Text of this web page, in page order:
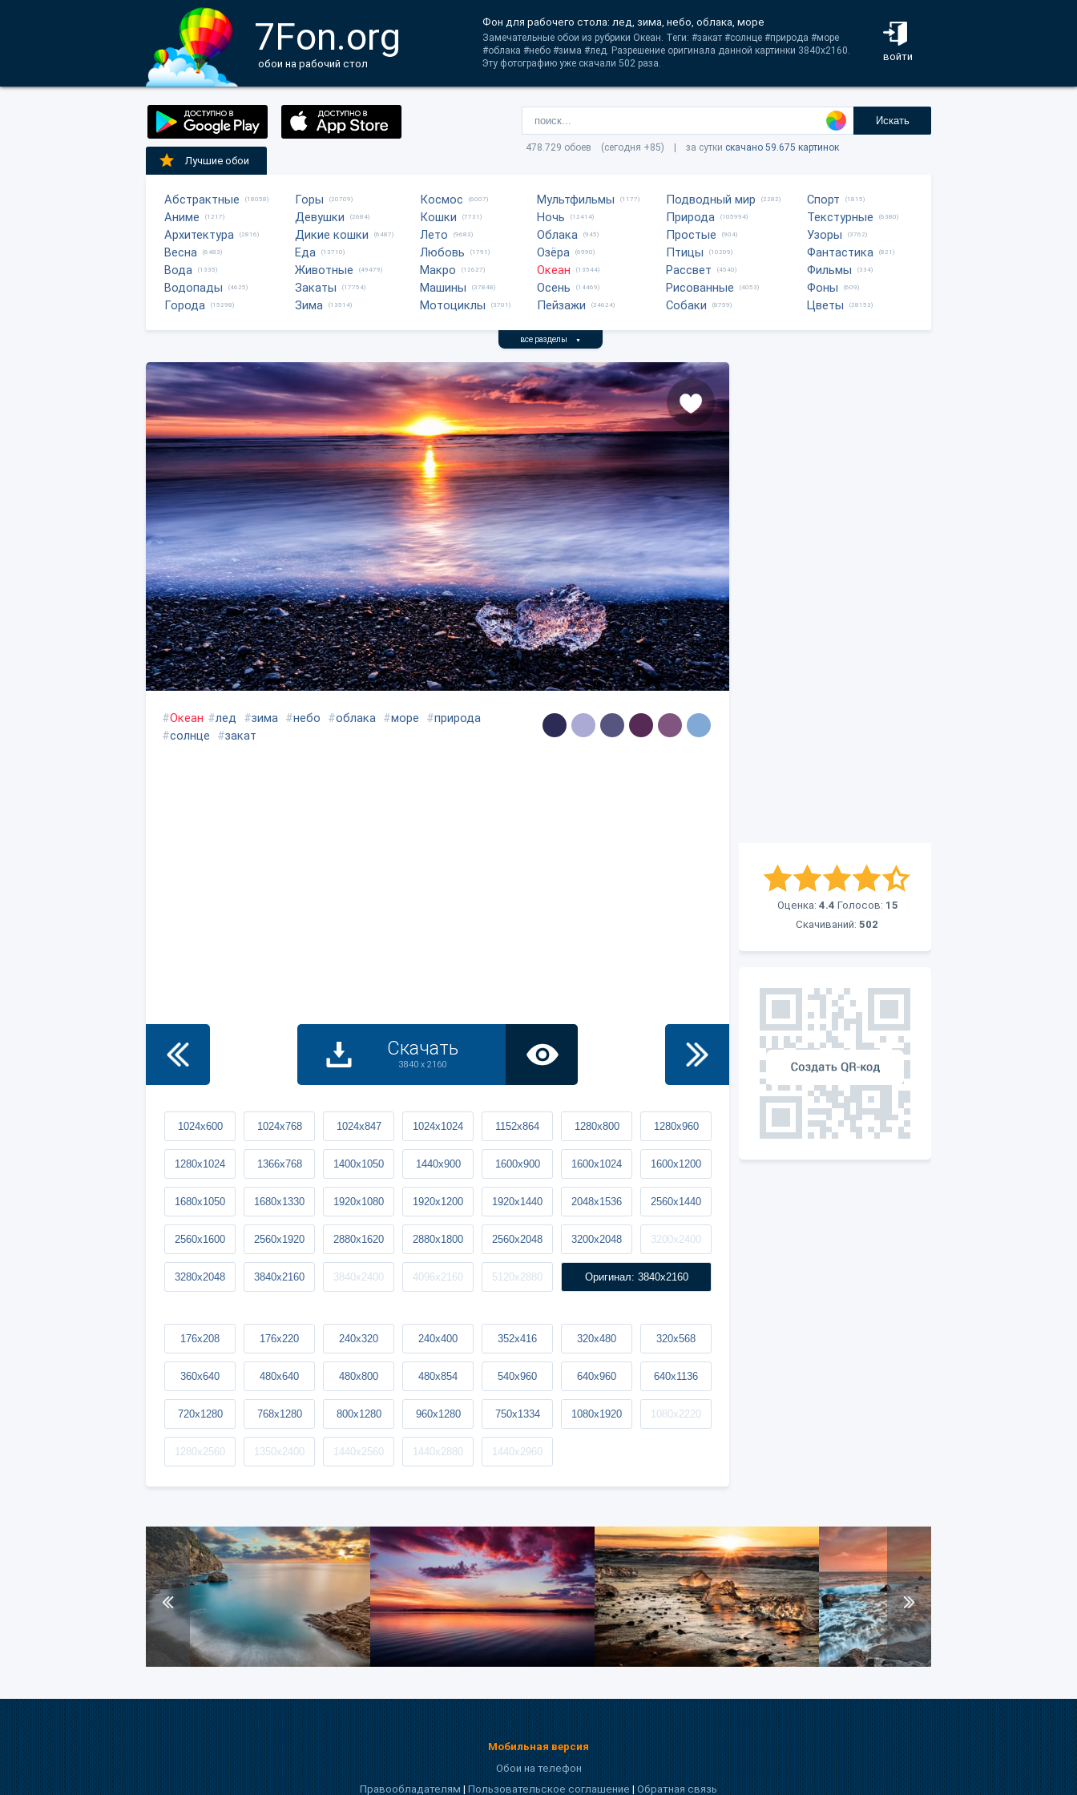
7Fon.org
обои на рабочий стол
войти
Фон для рабочего стола: лед, зима, небо, облака, море
Замечательные обои из рубрики Океан. Теги: #закат #солнце #природа #море
#облака #небо #зима #лед. Разрешение оригинала данной картинки 3840x2160.
Эту фотографию уже скачали 502 раза.
Искать
478.729 обоев (сегодня +85) | за сутки скачано 59.675 картинок
Лучшие обои
Абстрактные (18058)
Аниме (1217)
Архитектура (2816)
Весна (6483)
Вода (1335)
Водопады (4625)
Города (15298)
Горы (20709)
Девушки (2684)
Дикие кошки (6487)
Еда (13710)
Животные (49479)
Закаты (17754)
Зима (13514)
Космос (6007)
Кошки (7731)
Лето (9683)
Любовь (1791)
Макро (12627)
Машины (37848)
Мотоциклы (3701)
Мультфильмы (1177)
Ночь (12414)
Облака (945)
Озёра (6990)
Океан (13544)
Осень (14469)
Пейзажи (24624)
Подводный мир (2282)
Природа (105994)
Простые (904)
Птицы (10209)
Рассвет (4540)
Рисованные (4053)
Собаки (8759)
Спорт (1815)
Текстурные (6380)
Узоры (3762)
Фантастика (821)
Фильмы (334)
Фоны (609)
Цветы (28153)
все разделы ▼
Оценка: 4.4 Голосов: 15
Скачиваний: 502
#Океан #лед #зима #небо #облака #море #природа
#солнце #закат
Скачать
3840 x 2160
1024x600 1024x768 1024x847 1024x1024 1152x864 1280x800 1280x960
1280x1024 1366x768 1400x1050 1440x900 1600x900 1600x1024 1600x1200
1680x1050 1680x1330 1920x1080 1920x1200 1920x1440 2048x1536 2560x1440
2560x1600 2560x1920 2880x1620 2880x1800 2560x2048 3200x2048 3200x2400
3280x2048 3840x2160 3840x2400 4096x2160 5120x2880 Оригинал: 3840x2160
176x208 176x220 240x320 240x400 352x416 320x480 320x568
360x640 480x640 480x800 480x854 540x960 640x960 640x1136
720x1280 768x1280 800x1280 960x1280 750x1334 1080x1920 1080x2220
1280x2560 1350x2400 1440x2560 1440x2880 1440x2960
Мобильная версия
Обои на телефон
Правообладателям|Пользовательское соглашение|Обратная связь